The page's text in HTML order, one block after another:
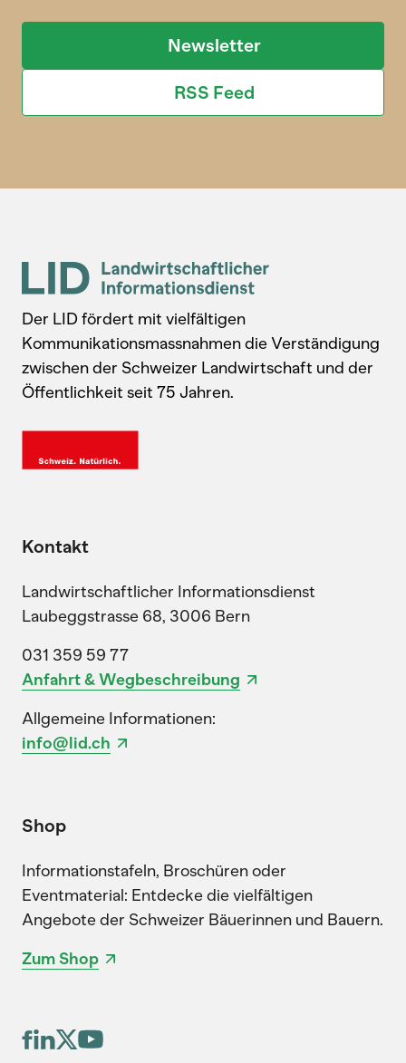
Newsletter
RSS Feed
Der LID fördert mit vielfältigen
Kommunikationsmassnahmen die Verständigung
zwischen der Schweizer Landwirtschaft und der
Öffentlichkeit seit 75 Jahren.
Kontakt
Landwirtschaftlicher Informationsdienst
Laubeggstrasse 68, 3006 Bern
031 359 59 77
Anfahrt & Wegbeschreibung
Allgemeine Informationen:
info@lid.ch
Shop
Informationstafeln, Broschüren oder
Eventmaterial: Entdecke die vielfältigen
Angebote der Schweizer Bäuerinnen und Bauern.
Zum Shop